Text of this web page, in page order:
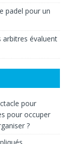
padel pour un
arbitres évaluent
pour
pour occuper
?